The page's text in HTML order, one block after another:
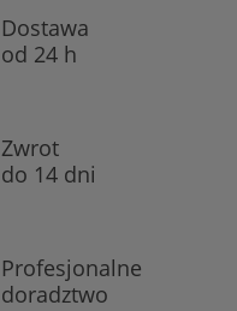
Dostawa
od 24 h
Zwrot
do 14 dni
Profesjonalne
doradztwo